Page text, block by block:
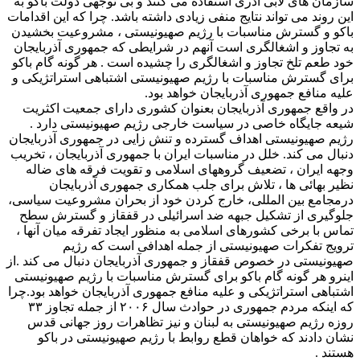
این روند می تواند نتایج منفی زیادی داشته باشد. چرا که این اقدامات
باکو و گسترش مناسبات با رژیم صهیونیستی ، مشروعیت بخشیدن
به تجاوز و اشغالگری است آنهم در شرایطی که جمهوری آذربایجان
خود طعم تلخ تجاوز و اشغالگری را چشیده است . هر گونه گام باکو
برای گسترش مناسبات با رژیم صهیونیستی اشتباهی استراتژیکی و
علیه منافع جمهوری آذربایجان خواهد بود.
در واقع جمهوری آذربایجان بعنوان کشوری دارای جمعیت اکثریت
شیعه جایگاه خاصی در سیاست خارجی رژیم صهیونیستی دارد .
رژیم صهیونیستی اهداف گسترده و تنش زایی در جمهوری آذربایجان
دنبال می کند. خلل در مناسبات ایران با جمهوری آذربایجان ، تخریب
وجهه ایران ، تضعیف گروههای اسلامی و تقویت فرقه های ضاله
نظیر بهائی ها ، تلاش برای جلب همکاری جمهوری آذربایجان
درمجامع بین المللی، خارج کردن خود از بحران مشروعیت سیاسی،
جلوگیری از تشکیل جبهه ضد اسرائیلی در قفقاز و گسترش سطح
تماس با برخی کشورهای اسلامی به منظور ایجاد تفرقه میان آنها ،
ترویج تفکرات صهیونیستی از جمله اهدافی است که رژیم
صهیونیستی در خصوص قفقاز و جمهوری آذربایجان دنبال می کند .از
اینرو هر گونه گام باکو برای گسترش مناسبات با رژیم صهیونیستی
اشتباهی استراتژیکی و علیه منافع جمهوری آذربایجان خواهد بود.چرا
که اینکه مردم جمهوری در حوادث سال ۲۰۰۶ از جمله تجاوز ۳۳
روزه رژیم صهیونیستی به لبنان و نیز تظاهرات روز جهانی قدس
نشان دادند که خواهان قطع روابط با رژیم صهیونیستی در باکو
هستند .